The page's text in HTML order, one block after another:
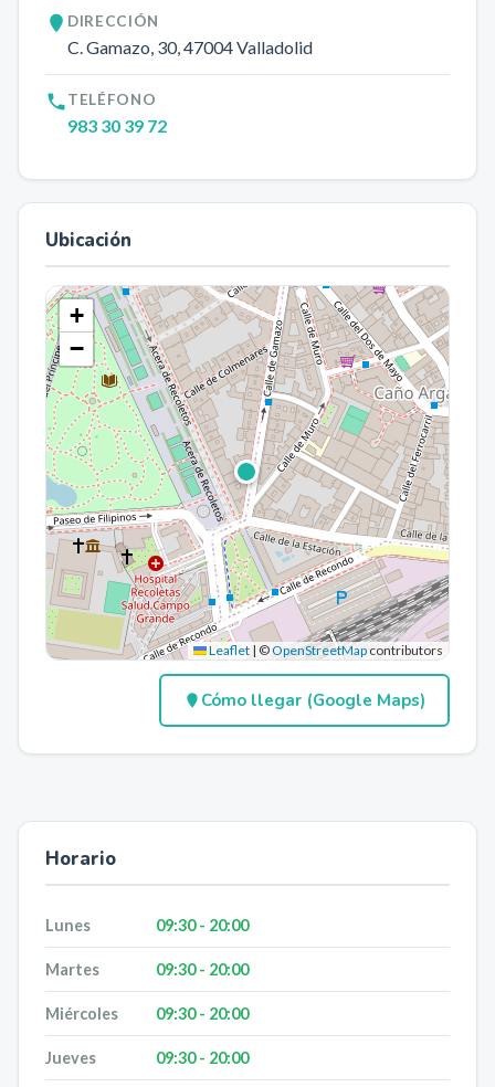
DIRECCIÓN
C. Gamazo, 30, 47004Valladolid
TELÉFONO
983 30 39 72
Ubicación
+
−
Leaflet | ©OpenStreetMap contributors
Cómo llegar (Google Maps)
Horario
Lunes 09:30 - 20:00
Martes 09:30 - 20:00
Miércoles 09:30 - 20:00
Jueves 09:30 - 20:00